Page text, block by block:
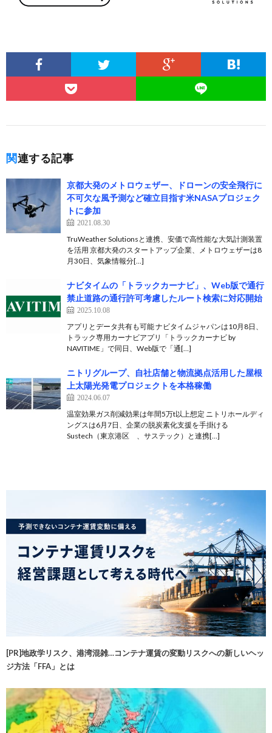
関連する記事
京都大発のメトロウェザー、ドローンの安全飛行に
不可欠な風予測など確立目指す米NASAプロジェク
トに参加
2021.08.30
TruWeather Solutionsと連携、安価で高性能な大気計測装置
を活用 京都大発のスタートアップ企業、メトロウェザーは8
月30日、気象情報分[…]
ナビタイムの「トラックカーナビ」、Web版で通行
禁止道路の通行許可考慮したルート検索に対応開始
2025.10.08
アプリとデータ共有も可能 ナビタイムジャパンは10月8日、
トラック専用カーナビアプリ「トラックカーナビ by
NAVITIME」で同日、Web版で「通[…]
ニトリグループ、自社店舗と物流拠点活用した屋根
上太陽光発電プロジェクトを本格稼働
2024.06.07
温室効果ガス削減効果は年間5万t以上想定 ニトリホールディ
ングスは6月7日、企業の脱炭素化支援を手掛ける
Sustech（東京港区 、サステック）と連携[…]
[PR]地政学リスク、港湾混雑…コンテナ運賃の変動リスクへの新しいヘッ
ジ方法「FFA」とは